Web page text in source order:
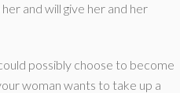
and will give her and her
possibly choose to become
woman wants to take up a